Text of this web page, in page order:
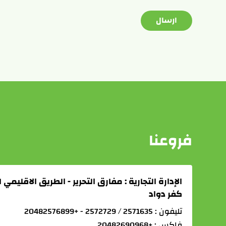
فروعنا
الإدارة التجارية : مفارق التحرير - الطريق
كفر دواد
تليفون : 2571635 / 2572729 - +20482576899